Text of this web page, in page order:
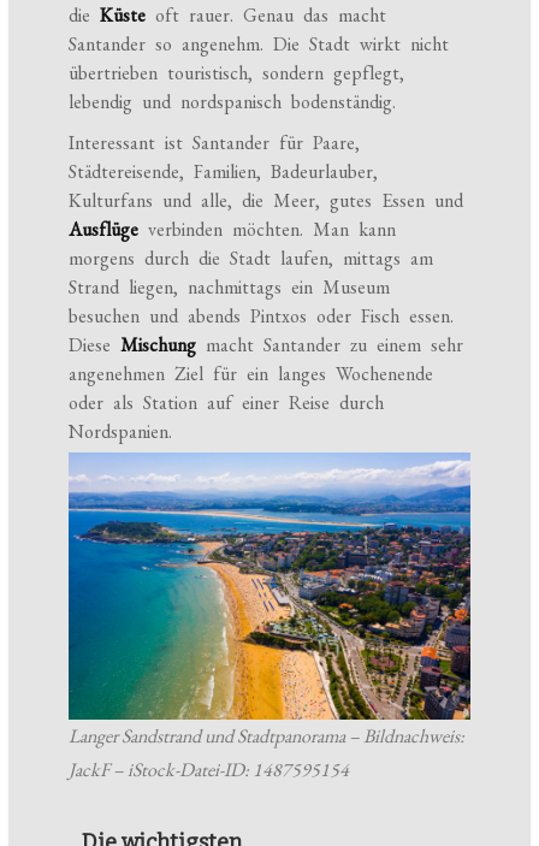
dieKüste oft rauer. Genau das macht
Santander so angenehm. Die Stadt wirkt nicht
übertrieben touristisch, sondern gepflegt,
lebendig und nordspanisch bodenständig.
Interessant ist Santander für Paare,
Städtereisende, Familien, Badeurlauber,
Kulturfans und alle, die Meer, gutes Essen und
Ausflüge verbinden möchten. Man kann
morgens durch die Stadt laufen, mittags am
Strand liegen, nachmittags ein Museum
besuchen und abends Pintxos oder Fisch essen.
DieseMischung macht Santander zu einem sehr
angenehmen Ziel für ein langes Wochenende
oder als Station auf einer Reise durch
Nordspanien.
Langer Sandstrand und Stadtpanorama – Bildnachweis:
JackF – iStock-Datei-ID: 1487595154